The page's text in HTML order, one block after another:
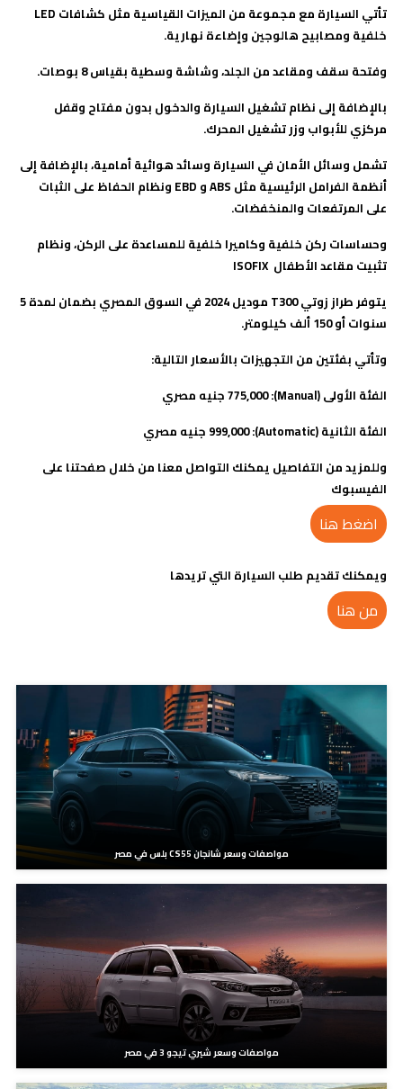
تأتي السيارة مع مجموعة من الميزات القياسية مثل كشافات
خلفية ومصابيح هالوجين وإضاءة نهارية.
وفتحة سقف ومقاعد من الجلد، وشاشة وسطية بقياس 8 بوصات.
بالإضافة إلى نظام تشغيل السيارة والدخول بدون مفتاح وقفل
مركزي للأبواب وزر تشغيل المحرك.
تشمل وسائل الأمان في السيارة وسائد هوائية أمامية، بالإضافة إلى
أنظمة الفرامل الرئيسية مثل
و
ونظام الحفاظ على الثبات
على المرتفعات والمنخفضات.
وحساسات ركن خلفية وكاميرا خلفية للمساعدة على الركن، ونظام
تثبيت مقاعد الأطفال ISOFIX
يتوفر طراز زوتيT300
موديل 2024 في السوق المصري بضمان لمدة 5
سنوات أو 150 ألف كيلومتر.
وتأتي بفئتين من التجهيزات بالأسعار التالية:
الفئة الأولى(Manual): 775,000
جنيه مصري
الفئة الثانية (Automatic): 999,000 جنيه مصري
وللمزيد من التفاصيل يمكنك التواصل معنا من خلال صفحتنا على
الفيسبوك
اضغط هنا
ويمكنك تقديم طلب السيارة التي تريدها
من هنا
مواصفات وسعر شانجان CS55 بلس في مصر
مواصفات وسعر شيري تيجو 3 في مصر